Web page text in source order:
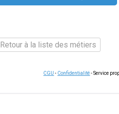
Retour à la liste des métiers
CGU - Confidentialité- Service